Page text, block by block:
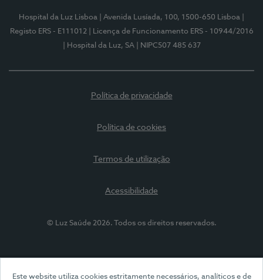
Este website utiliza cookies estritamente necessários, analíticos e de
Hospital da Luz Lisboa | Avenida Lusíada, 100, 1500-650 Lisboa
Registo ERS - E111012
| Licença de Funcionamento ERS - 10944/2016
| Hospital da Luz, SA
| NIPC507 485 637
Política de privacidade
Política de cookies
Termos de utilização
Acessibilidade
© Luz Saúde 2026. Todos os direitos reservados.